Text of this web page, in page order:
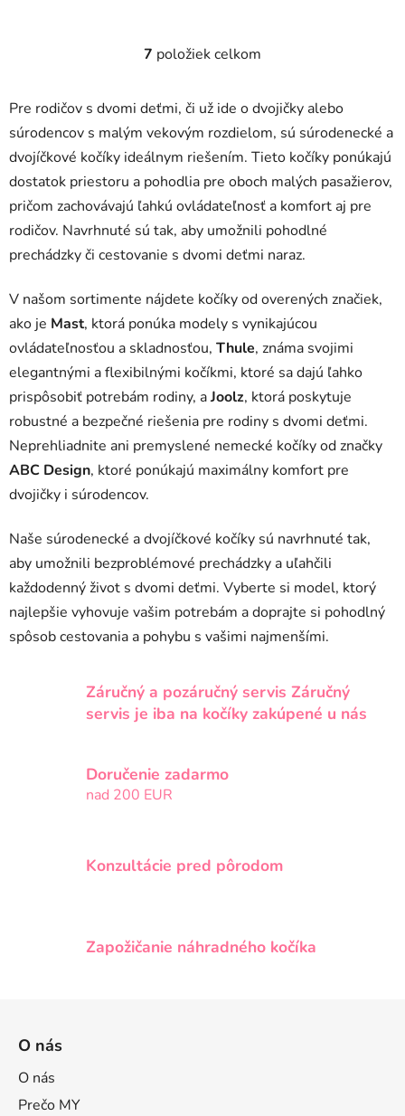
O
l
d
a
c
i
e
p
r
k
y
v
ý
p
i
s
u
7 položiek celkom
Pre rodičov s dvomi deťmi, či už ide o dvojičky alebo
súrodencov s malým vekovým rozdielom, sú súrodenecké a
dvojíčkové kočíky ideálnym riešením. Tieto kočíky ponúkajú
dostatok priestoru a pohodlia pre oboch malých pasažierov,
pričom zachovávajú ľahkú ovládateľnosť a komfort aj pre
rodičov. Navrhnuté sú tak, aby umožnili pohodlné
prechádzky či cestovanie s dvomi deťmi naraz.
V našom sortimente nájdete kočíky od overených značiek,
ako je Mast, ktorá ponúka modely s vynikajúcou
ovládateľnosťou a skladnosťou, Thule, známa svojimi
elegantnými a flexibilnými kočíkmi, ktoré sa dajú ľahko
prispôsobiť potrebám rodiny, aJoolz, ktorá poskytuje
robustné a bezpečné riešenia pre rodiny s dvomi deťmi.
Neprehliadnite ani premyslené nemecké kočíky od značky
ABC Design, ktoré ponúkajú maximálny komfort pre
dvojičky i súrodencov.
Naše súrodenecké a dvojíčkové kočíky sú navrhnuté tak,
aby umožnili bezproblémové prechádzky a uľahčili
každodenný život s dvomi deťmi. Vyberte si model, ktorý
najlepšie vyhovuje vašim potrebám a doprajte si pohodlný
spôsob cestovania a pohybu s vašimi najmenšími.
Záručný a pozáručný servis Záručný
servis je iba na kočíky zakúpené u nás
Doručenie zadarmo
nad 200 EUR
Konzultácie pred pôrodom
Zapožičanie náhradného kočíka
O nás
O nás
Prečo MY